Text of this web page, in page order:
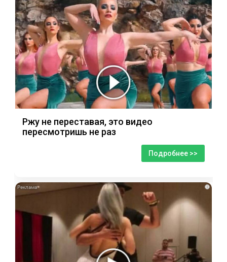
Ржу не переставая, это видео
пересмотришь не раз
Подробнее >>
i